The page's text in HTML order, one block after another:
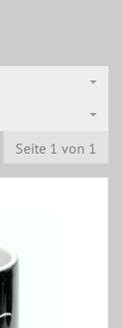
Seite 1 von 1